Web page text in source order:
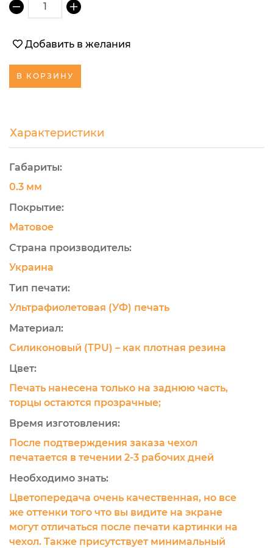
1
Добавить в желания
В КОРЗИНУ
Характеристики
Габариты:
0.3 мм
Покрытие:
Матовое
Страна производитель:
Украина
Тип печати:
Ультрафиолетовая (УФ) печать
Материал:
Силиконовый (TPU) – как плотная резина
Цвет:
Печать нанесена только на заднюю часть,
торцы остаются прозрачные;
Время изготовления:
После подтверждения заказа чехол
печатается в течении 2-3 рабочих дней
Необходимо знать:
Цветопередача очень качественная, но все
же оттенки того что вы видите на экране
могут отличаться после печати картинки на
чехол. Также присутствует минимальный